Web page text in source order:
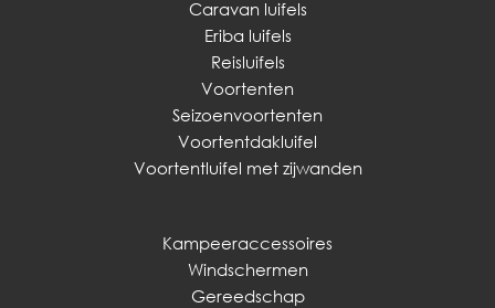
Caravan luifels
Eriba luifels
Reisluifels
Voortenten
Seizoenvoortenten
Voortentdakluifel
Voortentluifel met zijwanden
Kampeeraccessoires
Windschermen
Gereedschap